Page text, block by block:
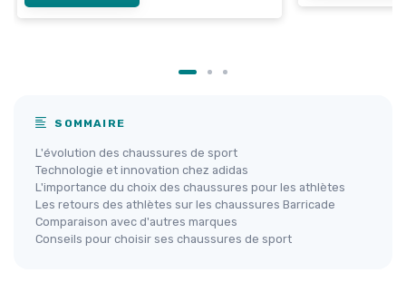
SOMMAIRE
L'évolution des chaussures de sport
Technologie et innovation chez adidas
L'importance du choix des chaussures pour les athlètes
Les retours des athlètes sur les chaussures Barricade
Comparaison avec d'autres marques
Conseils pour choisir ses chaussures de sport